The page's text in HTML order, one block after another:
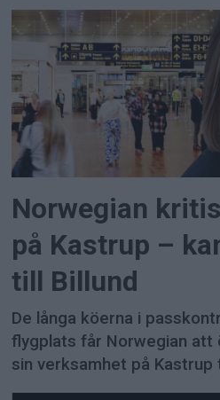
Norwegian
på Kastrup –
till Billund
De långa köerna i
flygplats får Norwegian att
sin verksamhet på Kastrup